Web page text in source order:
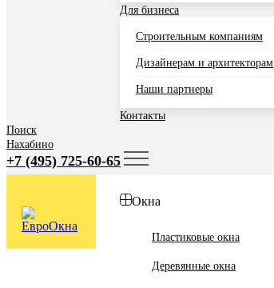
Для бизнеса
Строительным компаниям
Дизайнерам и архитекторам
Наши партнеры
Контакты
Поиск
Нахабино
+7 (495) 725-60-65
Окна
Пластиковые окна
Деревянные окна